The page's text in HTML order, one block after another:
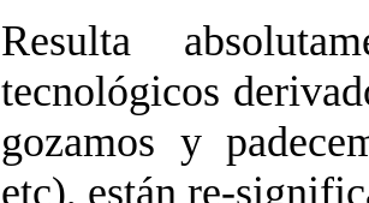
Resulta
tecnológicos
gozamos y
etc), están re-